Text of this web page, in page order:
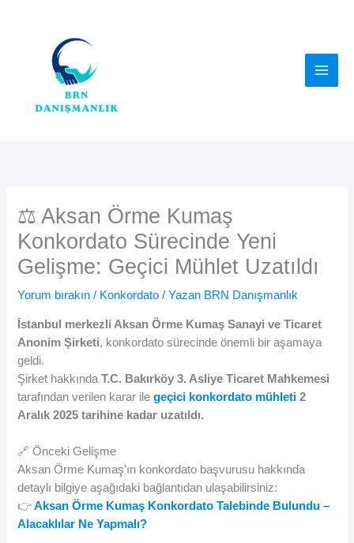
⚖️ Aksan Örme Kumaş
Konkordato Sürecinde Yeni
Gelişme: Geçici Mühlet Uzatıldı
Yorum bırakın / Konkordato / Yazan BRN Danışmanlık
İstanbul merkezli Aksan Örme Kumaş Sanayi ve Ticaret
Anonim Şirketi, konkordato sürecinde önemli bir aşamaya
geldi.
Şirket hakkındaT.C. Bakırköy 3. Asliye Ticaret Mahkemesi
tarafından verilen karar ilegeçici konkordato mühleti2
Aralık 2025 tarihine kadar uzatıldı.
🔗 Önceki Gelişme
Aksan Örme Kumaş’ın konkordato başvurusu hakkında
detaylı bilgiye aşağıdaki bağlantıdan ulaşabilirsiniz:
👉 Aksan Örme Kumaş Konkordato Talebinde Bulundu –
Alacaklılar Ne Yapmalı?